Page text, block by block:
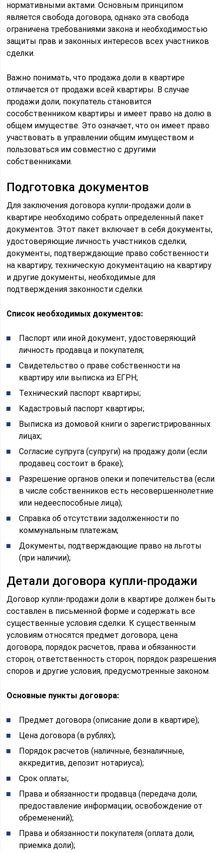
нормативными актами. Основным принципом
является свобода договора, однако эта свобода
ограничена требованиями закона и необходимостью
защиты прав и законных интересов всех участников
сделки.
Важно понимать, что продажа доли в квартире
отличается от продажи всей квартиры. В случае
продажи доли, покупатель становится
сособственником квартиры и имеет право на долю в
общем имуществе. Это означает, что он имеет право
участвовать в управлении общим имуществом и
пользоваться им совместно с другими
собственниками.
Подготовка документов
Для заключения договора купли-продажи доли в
квартире необходимо собрать определенный пакет
документов. Этот пакет включает в себя документы,
удостоверяющие личность участников сделки,
документы, подтверждающие право собственности
на квартиру, техническую документацию на квартиру
и другие документы, необходимые для
подтверждения законности сделки.
Список необходимых документов:
Паспорт или иной документ, удостоверяющий
личность продавца и покупателя;
Свидетельство о праве собственности на
квартиру или выписка из ЕГРН;
Технический паспорт квартиры;
Кадастровый паспорт квартиры;
Выписка из домовой книги о зарегистрированных
лицах;
Согласие супруга (супруги) на продажу доли (если
продавец состоит в браке);
Разрешение органов опеки и попечительства (если
в числе собственников есть несовершеннолетние
или недееспособные лица);
Справка об отсутствии задолженности по
коммунальным платежам;
Документы, подтверждающие право на льготы
(при наличии);
Детали договора купли-продажи
Договор купли-продажи доли в квартире должен быть
составлен в письменной форме и содержать все
существенные условия сделки. К существенным
условиям относятся предмет договора, цена
договора, порядок расчетов, права и обязанности
сторон, ответственность сторон, порядок разрешения
споров и другие условия, предусмотренные законом.
Основные пункты договора:
Предмет договора (описание доли в квартире);
Цена договора (в рублях);
Порядок расчетов (наличные, безналичные,
аккредитив, депозит нотариуса);
Срок оплаты;
Права и обязанности продавца (передача доли,
предоставление информации, освобождение от
обременений);
Права и обязанности покупателя (оплата доли,
приемка доли);